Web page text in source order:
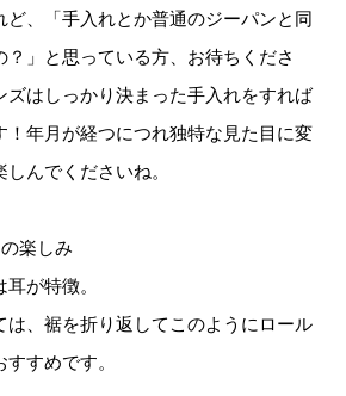
ど、「手入れとか普通のジーパンと同
？」と思っている方、お待ちくださ
ズはしっかり決まった手入れをすれば
！年月が経つにつれ独特な見た目に変
んでくださいね。
楽しみ
が特徴。
は、裾を折り返してこのようにロール
すめです。